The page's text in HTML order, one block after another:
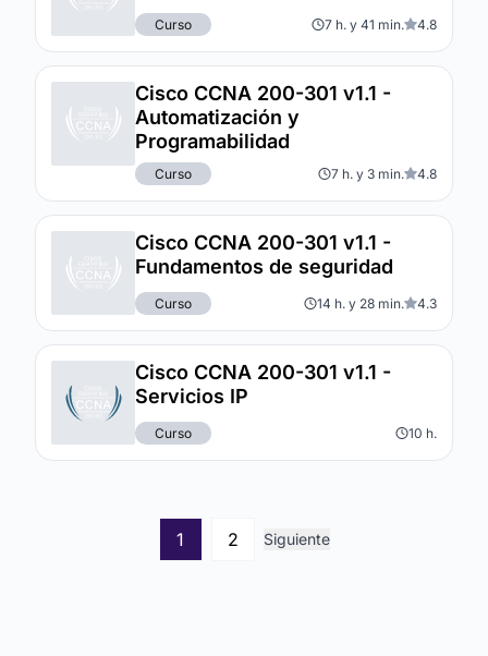
Curso 7 h. y 41 min. 4.8
Cisco CCNA 200-301 v1.1 -
Automatización y
Programabilidad
Curso 7 h. y 3 min. 4.8
Cisco CCNA 200-301 v1.1 -
Fundamentos de seguridad
Curso 14 h. y 28 min. 4.3
Cisco CCNA 200-301 v1.1 -
Servicios IP
Curso 10 h.
1 2 Siguiente